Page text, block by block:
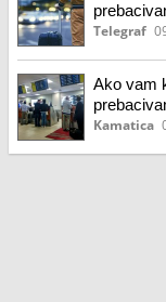
Telegraf
Ako vam
Kamatica